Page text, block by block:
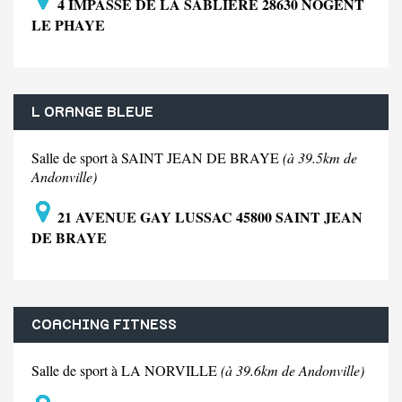
LE PHAYE
L ORANGE BLEUE
Salle de sport à SAINT JEAN DE BRAYE(à 39.5km de
Andonville)
21 AVENUE GAY LUSSAC 45800 SAINT JEAN
DE BRAYE
COACHING FITNESS
Salle de sport à LA NORVILLE(à 39.6km de Andonville)